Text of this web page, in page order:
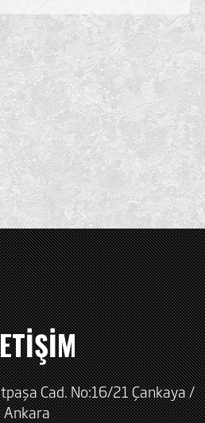
Cad. No:16/21 Çankaya /
Ankara